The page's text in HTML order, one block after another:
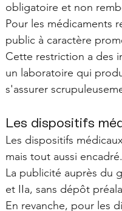
obligatoire et non
Pour les médicaments
public à caractère
Cette restriction a des
un laboratoire qui
s'assurer
Les dispositifs
Les dispositifs
mais tout aussi encadré.
La publicité auprès du
et IIa, sans dépôt
En revanche, pour les